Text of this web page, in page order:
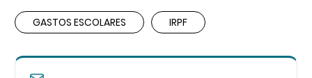
GASTOS ESCOLARES IRPF